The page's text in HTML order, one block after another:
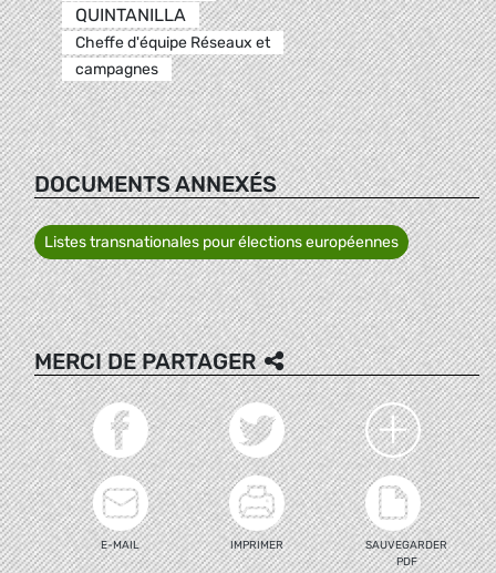
QUINTANILLA
Cheffe d'équipe Réseaux et
campagnes
DOCUMENTS ANNEXÉS
Listes transnationales pour élections européennes
MERCI DE PARTAGER
E-MAIL IMPRIMER
SAUVEGARDER
PDF